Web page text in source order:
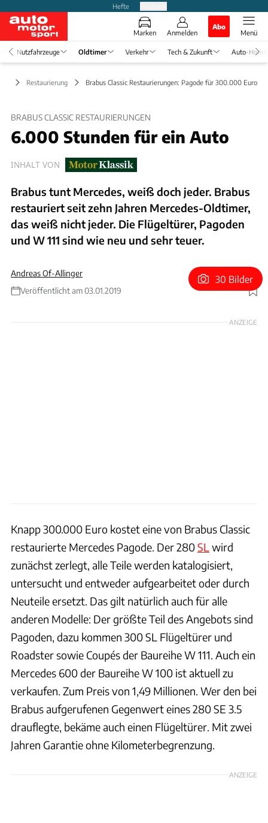
Hefte
Marken Anmelden
Abo
Menü
Nutzfahrzeuge Oldtimer Verkehr Tech & Zukunft Auto-
Restaurierung Brabus Classic Restaurierungen: Pagode für 300.000 Euro
BRABUS CLASSIC RESTAURIERUNGEN
6.000 Stunden für ein Auto
INHALT VON
Brabus tunt Mercedes, weiß doch jeder. Brabus
restauriert seit zehn Jahren Mercedes-Oldtimer,
das weiß nicht jeder. Die Flügeltürer, Pagoden
und W 111 sind wie neu und sehr teuer.
Andreas Of-Allinger
Veröffentlicht am 03.01.2019
Foto: Brabus
30 Bilder
ANZEIGE
Knapp 300.000 Euro kostet eine von Brabus Classic
restaurierte Mercedes Pagode. Der 280SLwird
zunächst zerlegt, alle Teile werden katalogisiert,
untersucht und entweder aufgearbeitet oder durch
Neuteile ersetzt. Das gilt natürlich auch für alle
anderen Modelle: Der größte Teil des Angebots sind
Pagoden, dazu kommen 300 SL Flügeltürer und
Roadster sowie Coupés der Baureihe W 111. Auch ein
Mercedes 600 der Baureihe W 100 ist aktuell zu
verkaufen. Zum Preis von 1,49 Millionen. Wer den bei
Brabus aufgerufenen Gegenwert eines 280 SE 3.5
drauflegte, bekäme auch einen Flügeltürer. Mit zwei
Jahren Garantie ohne Kilometerbegrenzung.
ANZEIGE